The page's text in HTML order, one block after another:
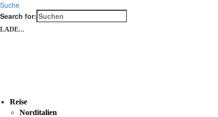
Suche
Search for:
LADE...
Reise
Norditalien